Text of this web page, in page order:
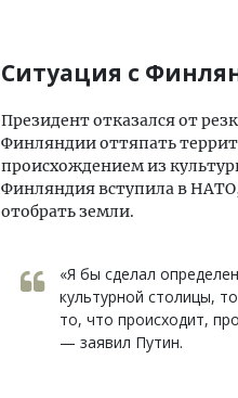
Ситуация с
Президент отказался от
Финляндии оттяпать
происхождением из
Финляндия вступила в
отобрать земли.
«Я бы сделал
культурной столицы,
то, что происходит,
— заявил Путин.